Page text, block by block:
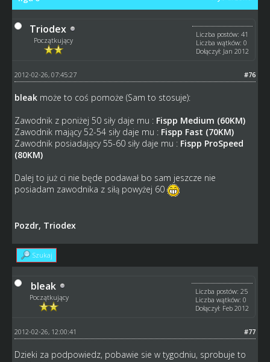
Triodex
Początkujący
Liczba postów: 41
Liczba wątków: 0
Dołączył: Jan 2012
#76
2012-02-26, 07:45:27
bleakmoże to coś pomoże (Sam to stosuje):
Zawodnik z poniżej 50 siły daje mu : Fispp Medium (60KM)
Zawodnik mający 52-54 siły daje mu : Fispp Fast (70KM)
Zawodnik posiadający 55-60 siły daje mu : Fispp ProSpeed
(80KM)
Dalej to już ci nie będe podawał bo sam jeszcze nie
posiadam zawodnika z siłą powyżej 60
Pozdr, Triodex
Szukaj
bleak
Początkujący
Liczba postów: 25
Liczba wątków: 0
Dołączył: Feb 2012
#77
2012-02-26, 12:00:41
Dzieki za podpowiedz, pobawie sie w tygodniu, sprobuje to